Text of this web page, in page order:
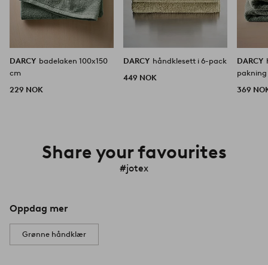
DARCY badelaken 100x150
cm
229 NOK
DARCY håndklesett i 6-pack
449 NOK
DARCY
pakning
369
Share your favourites
#jotex
Oppdag mer
Grønne håndklær